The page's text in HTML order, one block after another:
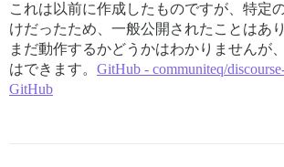
これは以前に作成したものですが、特定
けだったため、一般公開されたことはあ
まだ動作するかどうかはわかりませんが
はできます。 GitHub - communiteq/
GitHub